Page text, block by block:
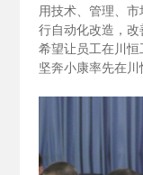
用技术、管理、
行自动化改造，改
希望让员工在川
坚奔小康率先在川